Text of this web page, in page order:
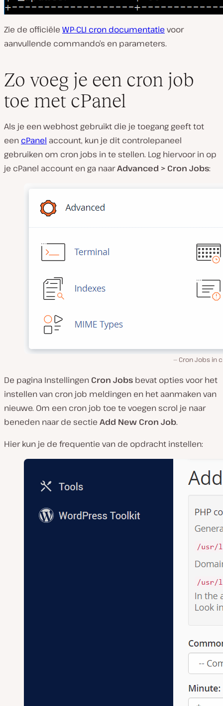
Zie de officiële WP-CLI cron documentatie voor
aanvullende commando’s en parameters.
Zo voeg je een cron job
toe met cPanel
Als je een webhost gebruikt die je toegang geeft tot
een cPanel account, kun je dit controlepaneel
gebruiken om cron jobs in te stellen. Log hiervoor in op
je cPanel account en ga naarAdvanced > Cron Jobs:
Cron Jobs in
De pagina Instellingen Cron Jobs bevat opties voor het
instellen van cron job meldingen en het aanmaken van
nieuwe. Om een cron job toe te voegen scrol je naar
beneden naar de sectie Add New Cron Job.
Hier kun je de frequentie van de opdracht instellen: